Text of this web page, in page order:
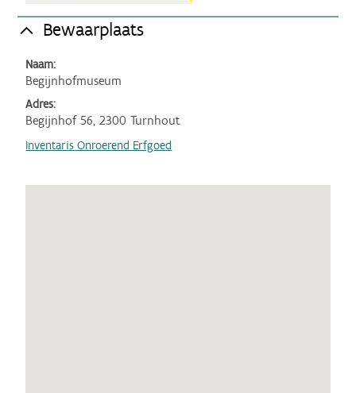
Bewaarplaats
Naam:
Begijnhofmuseum
Adres:
Begijnhof 56, 2300 Turnhout
Inventaris Onroerend Erfgoed